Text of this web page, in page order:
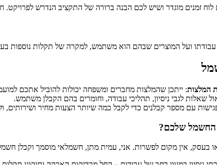
זמנים מוגדר ושיש לכם הבנה ברורה של התקציב הנדרש לפרויקט.
עבודתו ועל המוצרים שבהם הוא משתמש, למקרה של תקלות נוספות
המלצות: ייתכן שהמלצות מחברים ומשפחה יכולות להוביל אתכם
שאלות לגבי ניסיון, תהליכי עבודה, וחומרים בהם הקבלן משתמש.
עם מספר קבלנים כדי לקבל כמה שיותר הצעות מחיר ושירותים,
החשמל שלכם?
אין מקום לפשרות. אני, עמית מתן, חשמלאי מוסמך וקבלן